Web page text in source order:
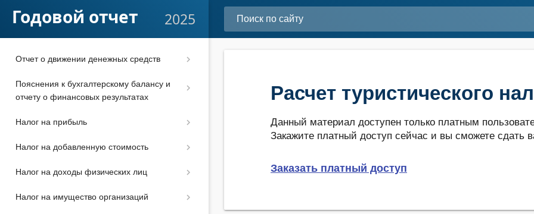
Годовой отчет 2025
Подготовка отчетности к сдаче
Отчет о движении денежных средств
Пояснения к бухгалтерскому балансу и
отчету о финансовых результатах
Налог на прибыль
Налог на добавленную стоимость
Налог на доходы физических лиц
Налог на имущество организаций
Расчет туристического
Данный материал доступен только платным
Закажите платный доступ сейчас и вы сможете сдать
Заказать платный доступ